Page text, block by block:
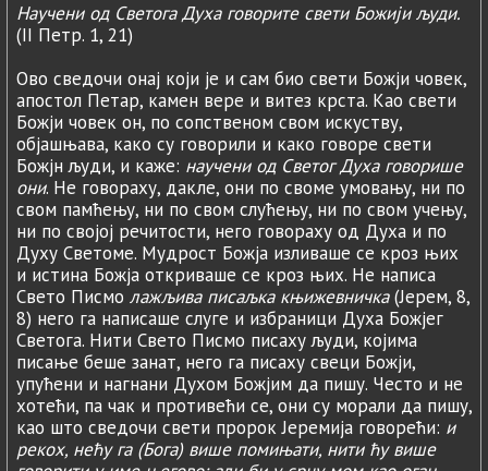
Научени од Светога Духа говорите свети Божији људи.
(II Петр. 1, 21)
Ово сведочи онај који је и сам био свети Божји човек,
апостол Петар, камен вере и витез крста. Као свети
Божји човек он, по сопственом свом искуству,
објашњава, како су говорили и како говоре свети
Божјн људи, и каже: научени од Светог Духа говорише
они. Не говораху, дакле, они по своме умовању, ни по
свом памћењу, ни по свом слућењу, ни по свом учењу,
ни по својој речитости, него говораху од Духа и по
Духу Светоме. Мудрост Божја изливаше се кроз њих
и истина Божја откриваше се кроз њих. Не написа
Свето Писмо лажљива писаљка књижевничка(Јерем, 8,
8) него га написаше слуге и избраници Духа Божјег
Светога. Нити Свето Писмо писаху људи, којима
писање беше занат, него га писаху свеци Божји,
упућени и нагнани Духом Божјим да пишу. Често и не
хотећи, па чак и противећи се, они су морали да пишу,
као што сведочи свети пророк Јеремија говорећи: и
рекох, нећу га (Бога) више помињати, нити ћу више